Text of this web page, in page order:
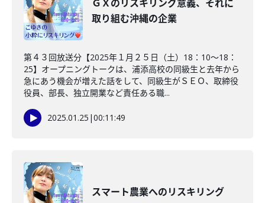
ＧＸのリスキリング意義、それに
取り組む沖縄の企業
第４３回放送分【2025年１月２５日（土）18：10～18：
25】オープニングトークは、浦添高校の同級生と去年から
急にあう機会が増えた話をして、同級生がＳＥＯ、取締役
役員、部長、独立開業など責任ある職...
2025.01.25 |00:11:49
スマート農業へのリスキリング